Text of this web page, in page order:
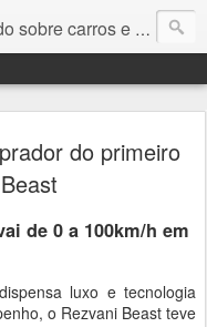
sobre carros e motores
do primeiro
de 0 a 100km/h em
luxo e tecnologia
o Rezvani Beast teve